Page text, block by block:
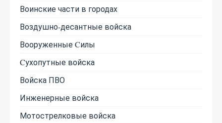
Воинские части в городах
Воздушно-десантные войска
Вооруженные Cилы
Cухопутные войска
Войска ПВО
Инженерные войска
Мотострелковые войска